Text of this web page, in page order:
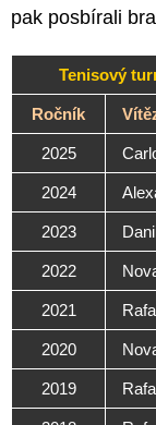
pak posbírali
Tenisový
Ročník
2025
2024
2023
2022
2021
2020
2019